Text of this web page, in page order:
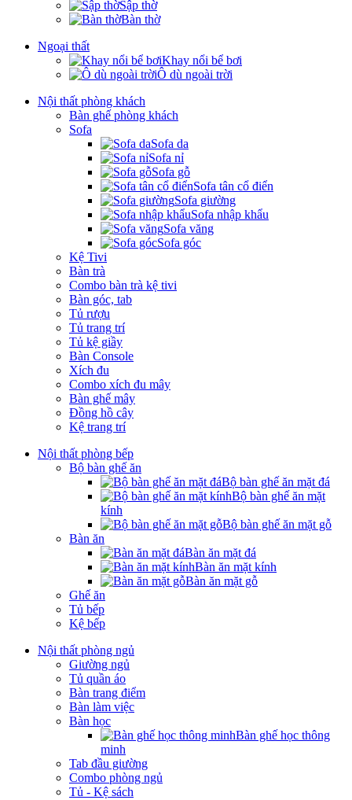
Sập thờ
Bàn thờ
Ngoại thất
Khay nổi bể bơi
Ô dù ngoài trời
Nội thất phòng khách
Bàn ghế phòng khách
Sofa
Sofa da
Sofa nỉ
Sofa gỗ
Sofa tân cổ điển
Sofa giường
Sofa nhập khẩu
Sofa văng
Sofa góc
Kệ Tivi
Bàn trà
Combo bàn trà kệ tivi
Bàn góc, tab
Tủ rượu
Tủ trang trí
Tủ kệ giầy
Bàn Console
Xích đu
Combo xích đu mây
Bàn ghế mây
Đồng hồ cây
Kệ trang trí
Nội thất phòng bếp
Bộ bàn ghế ăn
Bộ bàn ghế ăn mặt đá
Bộ bàn ghế ăn mặt
kính
Bộ bàn ghế ăn mặt gỗ
Bàn ăn
Bàn ăn mặt đá
Bàn ăn mặt kính
Bàn ăn mặt gỗ
Ghế ăn
Tủ bếp
Kệ bếp
Nội thất phòng ngủ
Giường ngủ
Tủ quần áo
Bàn trang điểm
Bàn làm việc
Bàn học
Bàn ghế học thông
minh
Tab đầu giường
Combo phòng ngủ
Tủ - Kệ sách